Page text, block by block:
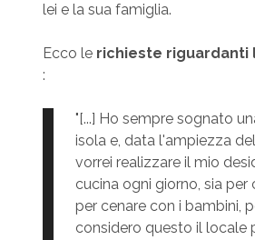
lei e la sua famiglia.
Ecco le richieste riguardanti
:
"[...] Ho sempre sognato
isola e, data l'ampiezza
vorrei realizzare il mio
cucina ogni giorno, sia per
per cenare con i bambini,
considero questo il locale